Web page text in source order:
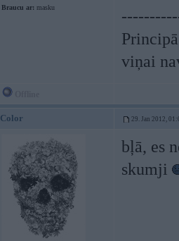
Braucu ar: masku
viņai
Color 29. Jan 2012,
bļā, es
skumji